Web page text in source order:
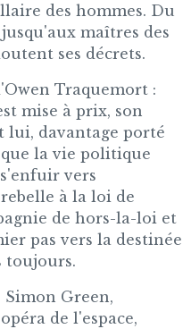
des hommes. Du
maîtres des
ses décrets.
Traquemort :
mise à prix, son
lui, davantage porté
la vie politique
vers
à la loi de
de hors-la-loi et
pas vers la destinée
toujours.
Green,
de l'espace,